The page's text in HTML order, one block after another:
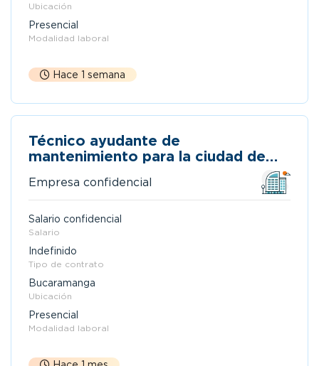
Ubicación
Presencial
Modalidad laboral
Hace 1 semana
Técnico ayudante de
mantenimiento para la ciudad de
Empresa confidencial
Salario confidencial
Salario
Indefinido
Tipo de contrato
Bucaramanga
Ubicación
Presencial
Modalidad laboral